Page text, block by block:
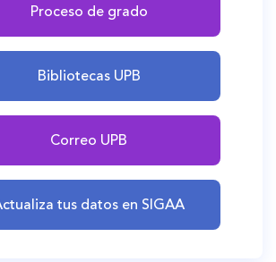
Proceso de grado
Bibliotecas UPB
Correo UPB
tus datos en SIGAA